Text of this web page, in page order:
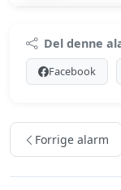
Log ind med
Del denne
Facebook
Forrige alarm